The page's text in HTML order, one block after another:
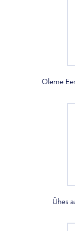
Oleme
Ühes